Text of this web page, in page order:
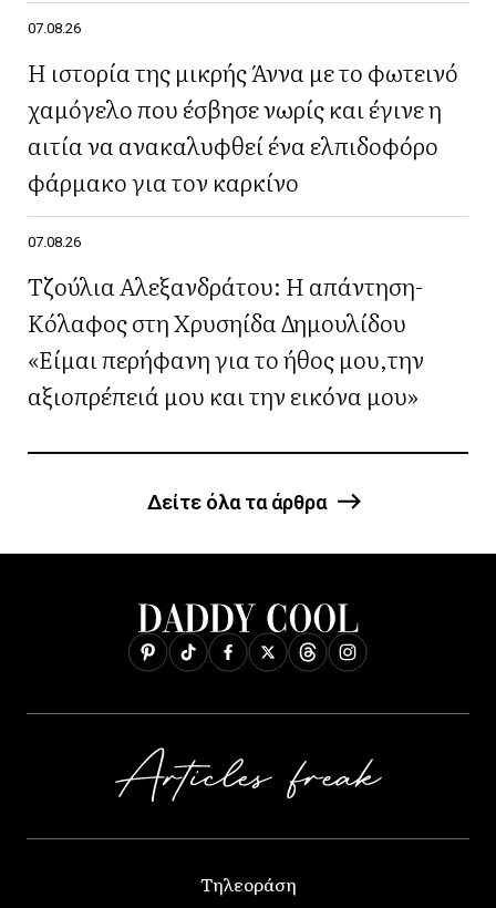
07.08.26
Η ιστορία της μικρής Άννα με το φωτεινό
χαμόγελο που έσβησε νωρίς και έγινε η
αιτία να ανακαλυφθεί ένα ελπιδοφόρο
φάρμακο για τον καρκίνο
07.08.26
Τζούλια Αλεξανδράτου: Η απάντηση-
Κόλαφος στη Χρυσηίδα Δημουλίδου
«Είμαι περήφανη για το ήθος μου,την
αξιοπρέπειά μου και την εικόνα μου»
Δείτε όλα τα άρθρα
Τηλεοράση